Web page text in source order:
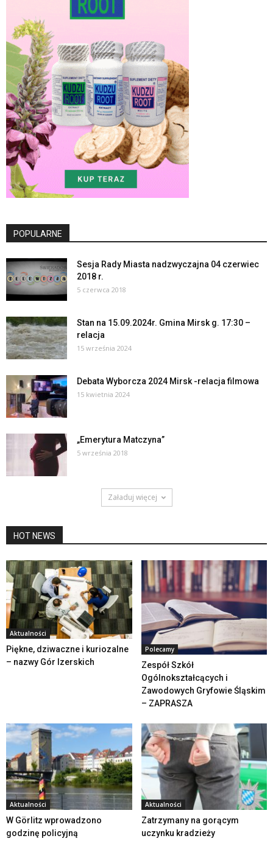
POPULARNE
Sesja Rady Miasta nadzwyczajna 04 czerwiec
2018 r.
5 czerwca 2018
Stan na 15.09.2024r. Gmina Mirsk g. 17:30 –
relacja
15 września 2024
Debata Wyborcza 2024 Mirsk -relacja filmowa
15 kwietnia 2024
„Emerytura Matczyna”
5 września 2018
Załaduj więcej
HOT NEWS
Aktualności
Piękne, dziwaczne i kuriozalne
– nazwy Gór Izerskich
Polecamy
Zespół Szkół
Ogólnokształcących i
Zawodowych Gryfowie Śląskim
– ZAPRASZA
Aktualności
W Görlitz wprowadzono
godzinę policyjną
Aktualności
Zatrzymany na gorącym
uczynku kradzieży